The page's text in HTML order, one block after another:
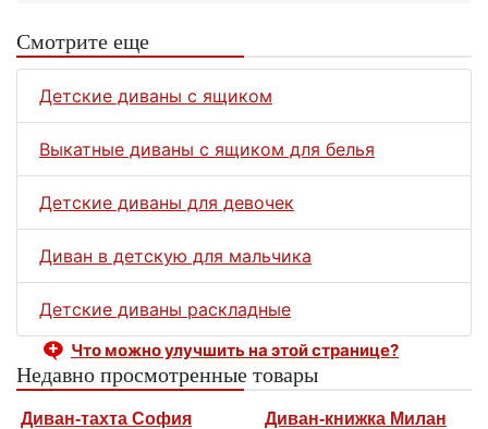
Смотрите еще
Детские диваны с ящиком
Выкатные диваны с ящиком для белья
Детские диваны для девочек
Диван в детскую для мальчика
Детские диваны раскладные
Что можно улучшить на этой странице?
Недавно просмотренные товары
Диван-тахта София
Диван-книжка Милан